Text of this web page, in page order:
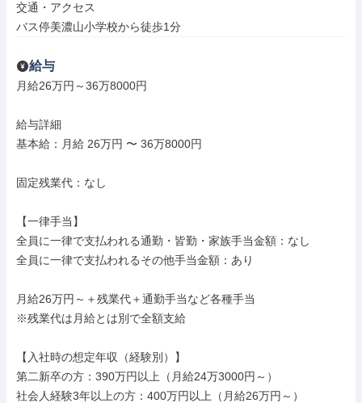
交通・アクセス
バス停美濃山小学校から徒歩1分
給与
月給26万円～36万8000円
給与詳細
基本給：月給 26万円 〜 36万8000円
固定残業代：なし
【一律手当】
全員に一律で支払われる通勤・皆勤・家族手当金額：なし
全員に一律で支払われるその他手当金額：あり
月給26万円～＋残業代＋通勤手当など各種手当
※残業代は月給とは別で全額支給
【入社時の想定年収（経験別）】
第二新卒の方：390万円以上（月給24万3000円～）
社会人経験3年以上の方：400万円以上（月給26万円～）